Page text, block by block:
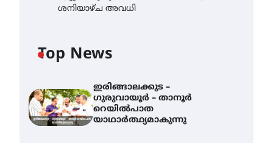
ശനിയാഴ്ച അവധി
Top News
ഇരിങ്ങാലക്കുട –
ഗുരുവായൂർ – താനൂർ
റെയിൽപാത
യാഥാർത്ഥ്യമാകുന്നു